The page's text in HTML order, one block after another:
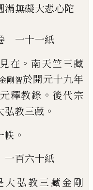
滿無礙大悲心陀
一十一紙
在 。 南天竺三藏
剛智於開元十九年
釋教錄 。 後代宗
弘教三藏 。
帙 。
一百六十紙
大弘教三藏金剛